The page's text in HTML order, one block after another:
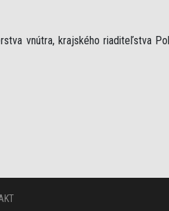
vnútra, krajského riaditeľstva